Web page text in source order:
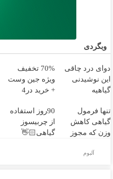
وبگردی
دوای درد چاقی
این نوشیدنی
گیاهیه
70% تخفیف
ویژه جین وست
+ خرید در4
تنها فرمول
گیاهی کاهش
وزن که مجوز
دارد(کلیک جهت
90روز استفاده
از چربیسوز
گیاهی👋🏻
آلبوم